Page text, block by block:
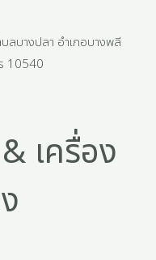
ลบางปลา อำเภอบางพลี
10540
เครื่อง